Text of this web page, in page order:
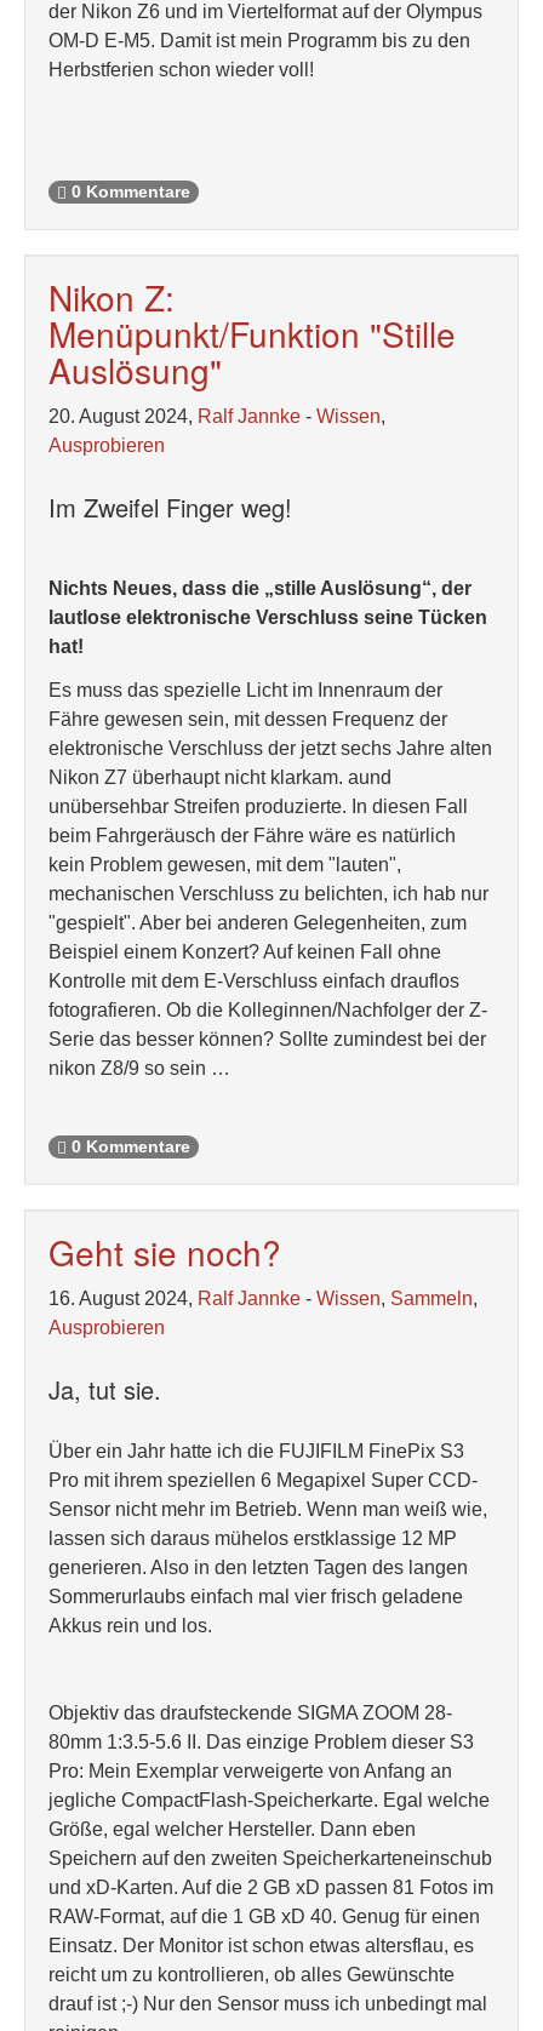
der Nikon Z6 und im Viertelformat auf der Olympus
OM-D E-M5. Damit ist mein Programm bis zu den
Herbstferien schon wieder voll!
0 Kommentare
Nikon Z:
Menüpunkt/Funktion "Stille
Auslösung"
20. August 2024, Ralf Jannke - Wissen,
Ausprobieren
Im Zweifel Finger weg!
Nichts Neues, dass die „stille Auslösung“, der
lautlose elektronische Verschluss seine Tücken
hat!
Es muss das spezielle Licht im Innenraum der
Fähre gewesen sein, mit dessen Frequenz der
elektronische Verschluss der jetzt sechs Jahre alten
Nikon Z7 überhaupt nicht klarkam. aund
unübersehbar Streifen produzierte. In diesen Fall
beim Fahrgeräusch der Fähre wäre es natürlich
kein Problem gewesen, mit dem "lauten",
mechanischen Verschluss zu belichten, ich hab nur
"gespielt". Aber bei anderen Gelegenheiten, zum
Beispiel einem Konzert? Auf keinen Fall ohne
Kontrolle mit dem E-Verschluss einfach drauflos
fotografieren. Ob die Kolleginnen/Nachfolger der Z-
Serie das besser können? Sollte zumindest bei der
nikon Z8/9 so sein …
0 Kommentare
Geht sie noch?
16. August 2024, Ralf Jannke - Wissen, Sammeln,
Ausprobieren
Ja, tut sie.
Über ein Jahr hatte ich die FUJIFILM FinePix S3
Pro mit ihrem speziellen 6 Megapixel Super CCD-
Sensor nicht mehr im Betrieb. Wenn man weiß wie,
lassen sich daraus mühelos erstklassige 12 MP
generieren. Also in den letzten Tagen des langen
Sommerurlaubs einfach mal vier frisch geladene
Akkus rein und los.
Objektiv das draufsteckende SIGMA ZOOM 28-
80mm 1:3.5-5.6 II. Das einzige Problem dieser S3
Pro: Mein Exemplar verweigerte von Anfang an
jegliche CompactFlash-Speicherkarte. Egal welche
Größe, egal welcher Hersteller. Dann eben
Speichern auf den zweiten Speicherkarteneinschub
und xD-Karten. Auf die 2 GB xD passen 81 Fotos im
RAW-Format, auf die 1 GB xD 40. Genug für einen
Einsatz. Der Monitor ist schon etwas altersflau, es
reicht um zu kontrollieren, ob alles Gewünschte
drauf ist ;-) Nur den Sensor muss ich unbedingt mal